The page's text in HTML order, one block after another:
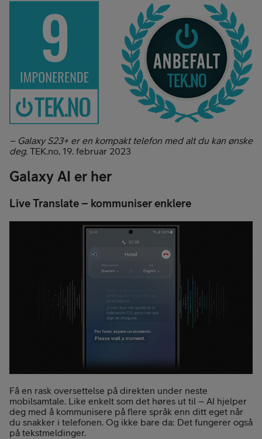
– Galaxy S23+ er en kompakt telefon med alt du kan ønske
deg. TEK.no, 19. februar 2023
Galaxy AI er her
Live Translate – kommuniser enklere
Få en rask oversettelse på direkten under neste
mobilsamtale. Like enkelt som det høres ut til – AI hjelper
deg med å kommunisere på flere språk enn ditt eget når
du snakker i telefonen. Og ikke bare da: Det fungerer også
på tekstmeldinger.